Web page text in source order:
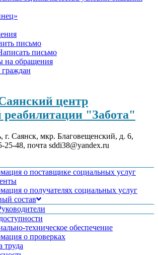
письмо
письмо
на обращения
центр
реабилитации "Забота"
г. Саянск, мкр. Благовещенский, д. 6,
25-48, почта sddi38@yandex.ru
о поставщике социальных услуг
о получателях социальных услуг
состав
техническое обеспечение
о проверках
труда